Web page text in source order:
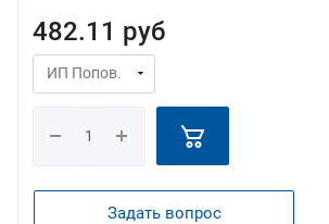
482.11 руб
Задать вопрос